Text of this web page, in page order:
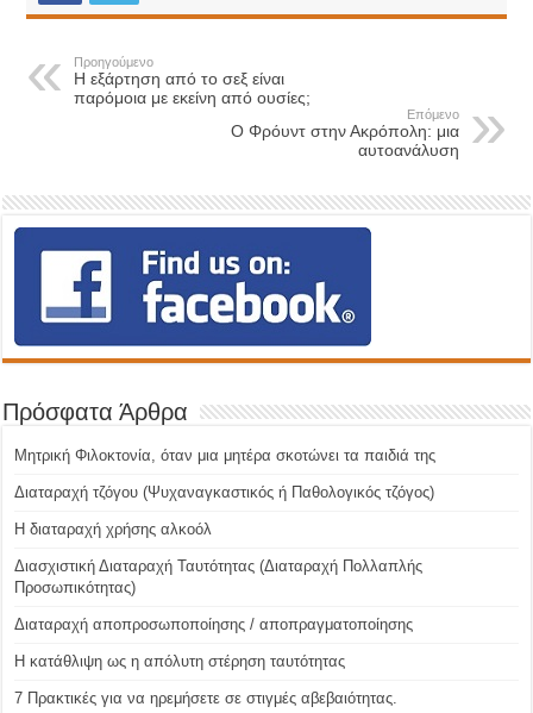
Προηγούμενο
Η εξάρτηση από το σεξ είναι
παρόμοια με εκείνη από ουσίες;
Επόμενο
Ο Φρόυντ στην Ακρόπολη: μια
αυτοανάλυση
Πρόσφατα Άρθρα
Μητρική Φιλοκτονία, όταν μια μητέρα σκοτώνει τα παιδιά της
Διαταραχή τζόγου (Ψυχαναγκαστικός ή Παθολογικός τζόγος)
H διαταραχή χρήσης αλκοόλ
Διασχιστική Διαταραχή Ταυτότητας (Διαταραχή Πολλαπλής
Προσωπικότητας)
Διαταραχή αποπροσωποποίησης / αποπραγματοποίησης
Η κατάθλιψη ως η απόλυτη στέρηση ταυτότητας
7 Πρακτικές για να ηρεμήσετε σε στιγμές αβεβαιότητας.